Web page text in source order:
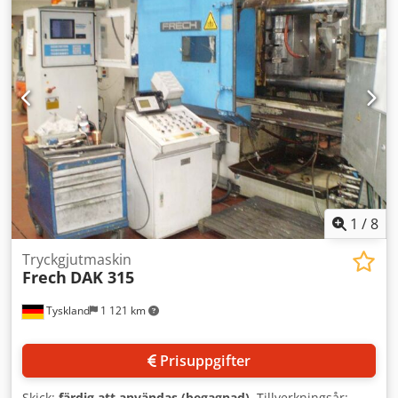
pelardiameter 180 mm, maximal gjutkraft 713 kN,
gjutslagslängd 600 mm, diameter på gjutkolv 70 till 120
mm, gjutvolym 1539 till 4523 cm³, arbetstryck 160 bar,
drivmotor 45 kW, med doseringsugn MELTEC AVDF
1200/5000, år 2017, serienummer system, som
reservdelsgivare Djdpfxjwc Tdzj Aanock Tekniska data Mått
(l x b x h) ca 8000 x 7500 x 3500 mm vikt ca 36.000 kg
Tillverkningsår 2001
1 /8
Tyskland 1 121 km
Tryckgjutmaskin
Frech DAK 315
Prisuppgifter